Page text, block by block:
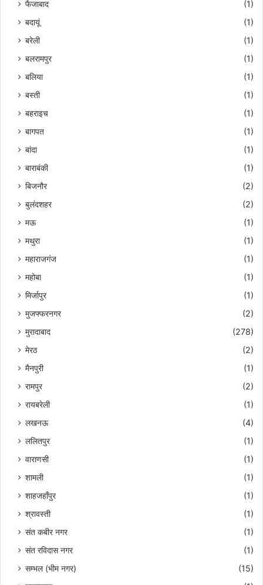
फैजाबाद
(1)
बदायूं
(1)
बरेली
(1)
बलरामपुर
(1)
बलिया
(1)
बस्ती
(1)
बहराइच
(1)
बागपत
(1)
बांदा
(1)
बाराबंकी
(1)
बिजनौर
(2)
बुलंदशहर
(2)
मऊ
(1)
मथुरा
(1)
महाराजगंज
(1)
महोबा
(1)
मिर्जापुर
(1)
मुजफ्फरनगर
(2)
मुरादाबाद
(278)
मेरठ
(2)
मैनपुरी
(1)
रामपुर
(2)
रायबरेली
(1)
लखनऊ
(4)
ललितपुर
(1)
वाराणसी
(1)
शामली
(1)
शाहजहाँपुर
(1)
श्रावस्ती
(1)
संत कबीर नगर
(1)
संत रविदास नगर
(1)
सम्भल (भीम नगर)
(15)